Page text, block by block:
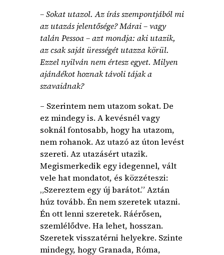
– Sokat utazol. Az írás szempontjából mi
az utazás jelentősége? Márai – vagy
talán Pessoa – azt mondja: aki utazik,
az csak saját ürességét utazza körül.
Ezzel nyilván nem értesz egyet. Milyen
ajándékot hoznak távoli tájak a
szavaidnak?
– Szerintem nem utazom sokat. De
ez mindegy is. A kevésnél vagy
soknál fontosabb, hogy ha utazom,
nem rohanok. Az utazó az úton levést
szereti. Az utazásért utazik.
Megismerkedik egy idegennel, vált
vele hat mondatot, és közzéteszi:
„Szereztem egy új barátot.” Aztán
húz tovább. Én nem szeretek utazni.
Én ott lenni szeretek. Ráérősen,
szemlélődve. Ha lehet, hosszan.
Szeretek visszatérni helyekre. Szinte
mindegy, hogy Granada, Róma,